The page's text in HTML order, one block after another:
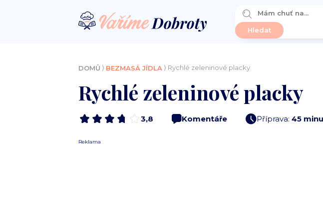
DOMŮ ⟩ BEZMASÁ JÍDLA ⟩ Rychlé zeleninové placky
Rychlé zeleninové placky
3,8 Komentáře Příprava:45
Reklama